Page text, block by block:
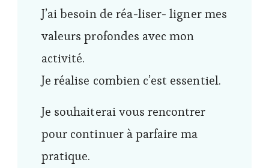
J’ai besoin de réa-liser- ligner mes
valeurs profondes avec mon
activité.
Je réalise combien c’est essentiel.
Je souhaiterai vous rencontrer
pour continuer à parfaire ma
pratique.